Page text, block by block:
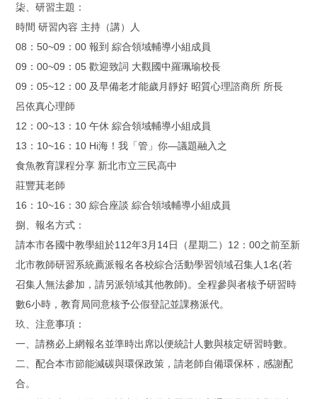
柒、研習主題：
時間 研習內容 主持（講）人
08：50~09：00 報到 綜合領域輔導小組成員
09：00~09：05 歡迎致詞 大觀國中羅珮瑜校長
09：05~12：00 及早備老才能歲月靜好 昭質心理諮商所 所長
呂依真心理師
12：00~13：10 午休 綜合領域輔導小組成員
13：10~16：10 Hi海！我「管」你—議題融入之
食魚教育課程分享 新北市立三民高中
莊豐萁老師
16：10~16：30 綜合座談 綜合領域輔導小組成員
捌、報名方式：
請本市各國中教學組於112年3月14日（星期二）12：00之前至新
北市教師研習系統薦派報名各校綜合活動學習領域召集人1名(若
召集人無法參加，請另派領域其他教師)。全程參與者核予研習時
數6小時，教育局同意核予公假登記並課務派代。
玖、注意事項：
一、請務必上網報名並準時出席以便統計人數與核定研習時數。
二、配合本市節能減碳與環保政策，請老師自備環保杯，感謝配
合。